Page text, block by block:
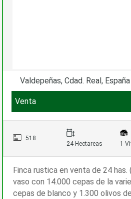
Valdepeñas, Cdad. Real, España
Venta
518
24 Hectareas 1
Finca rustica en venta de 24 has.
vaso con 14.000 cepas de la
cepas de blanco y 1.300 olivos